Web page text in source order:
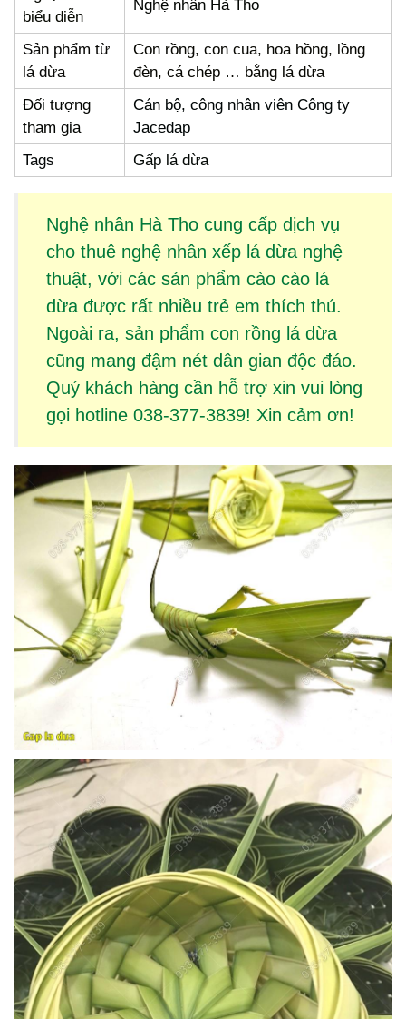
biểu diễn
Nghệ nhân Hà Tho
Sản phẩm từ
lá dừa
Con rồng, con cua, hoa hồng, lồng
đèn, cá chép … bằng lá dừa
Đối tượng
tham gia
Cán bộ, công nhân viên Công ty
Jacedap
Tags
Gấp lá dừa
Nghệ nhân Hà Tho cung cấp dịch vụ
cho thuê nghệ nhân xếp lá dừanghệ
thuật, với các sản phẩm cào cào lá
dừađược rất nhiều trẻ em thích thú.
Ngoài ra, sản phẩm con rồng lá dừa
cũng mang đậm nét dân gian độc đáo.
Quý khách hàng cần hỗ trợ xin vui lòng
gọi hotline 038-377-3839! Xin cảm ơn!